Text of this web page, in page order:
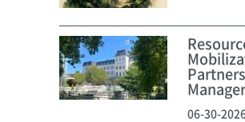
06-30-